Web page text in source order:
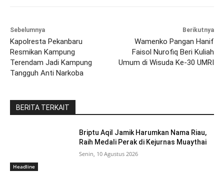
Sebelumnya
Kapolresta Pekanbaru
Resmikan Kampung
Terendam Jadi Kampung
Tangguh Anti Narkoba
Berikutnya
Wamenko Pangan Hanif
Faisol Nurofiq Beri Kuliah
Umum di Wisuda Ke-30 UMRI
BERITA TERKAIT
Headline
Briptu Aqil Jamik Harumkan Nama Riau,
Raih Medali Perak di Kejurnas Muaythai
Senin, 10 Agustus 2026